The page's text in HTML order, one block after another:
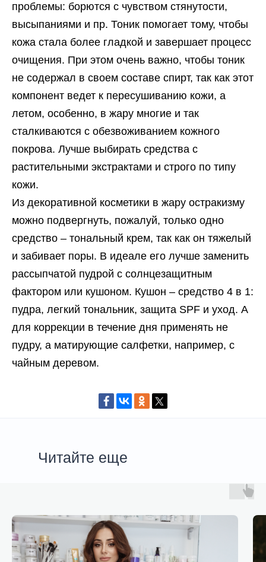
проблемы: борются с чувством стянутости,
высыпаниями и пр. Тоник помогает тому, чтобы
кожа стала более гладкой и завершает процесс
очищения. При этом очень важно, чтобы тоник
не содержал в своем составе спирт, так как этот
компонент ведет к пересушиванию кожи, а
летом, особенно, в жару многие и так
сталкиваются с обезвоживанием кожного
покрова. Лучше выбирать средства с
растительными экстрактами и строго по типу
кожи.
Из декоративной косметики в жару остракизму
можно подвергнуть, пожалуй, только одно
средство – тональный крем, так как он тяжелый
и забивает поры. В идеале его лучше заменить
рассыпчатой пудрой с солнцезащитным
фактором или кушоном. Кушон – средство 4 в 1:
пудра, легкий тональник, защита SPF и уход. А
для коррекции в течение дня применять не
пудру, а матирующие салфетки, например, с
чайным деревом.
Читайте еще